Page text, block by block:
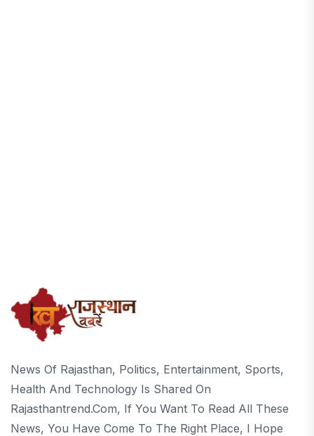
News Of Rajasthan, Politics, Entertainment, Sports,
Health And Technology Is Shared On
Rajasthantrend.com, If You Want To Read All These
News, You Have Come To The Right Place, I Hope